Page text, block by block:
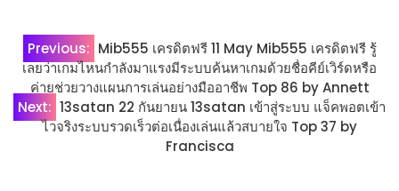
แนะแนว
เรื่อง
Previous: Mib555 เครดิตฟรี 11 May Mib555 เครดิตฟรี รู้
เลยว่าเกมไหนกำลังมาแรงมีระบบค้นหาเกมด้วยชื่อคีย์เวิร์ดหรือ
ค่ายช่วยวางแผนการเล่นอย่างมืออาชีพ Top 86 by Annett
Next: 13satan 22 กันยายน 13satan เข้าสู่ระบบ แจ็คพอตเข้า
ไวจริงระบบรวดเร็วต่อเนื่องเล่นแล้วสบายใจ Top 37 by
Francisca